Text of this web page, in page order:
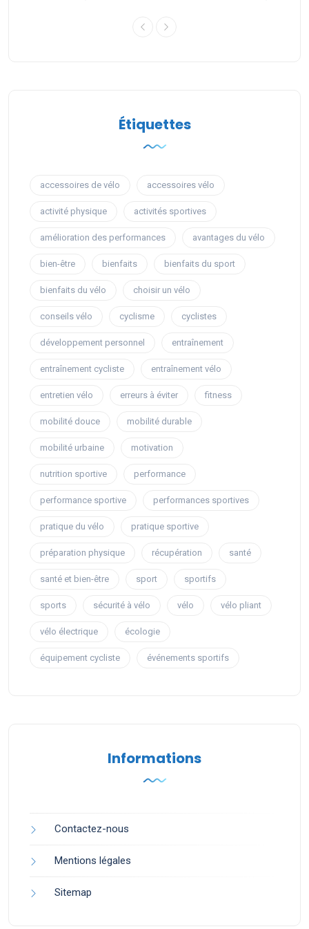
Étiquettes
accessoires de vélo accessoires vélo
activité physique activités sportives
amélioration des performances avantages du vélo
bien-être bienfaits bienfaits du sport
bienfaits du vélo choisir un vélo
conseils vélo cyclisme cyclistes
développement personnel entraînement
entraînement cycliste entraînement vélo
entretien vélo erreurs à éviter fitness
mobilité douce mobilité durable
mobilité urbaine motivation
nutrition sportive performance
performance sportive performances sportives
pratique du vélo pratique sportive
préparation physique récupération santé
santé et bien-être sport sportifs
sports sécurité à vélo vélo vélo pliant
vélo électrique écologie
équipement cycliste événements sportifs
Informations
Contactez-nous
Mentions légales
Sitemap